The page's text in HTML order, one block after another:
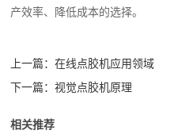
产效率、降低成本的选择。
上一篇：在线点胶机应用领域
下一篇：视觉点胶机原理
相关推荐